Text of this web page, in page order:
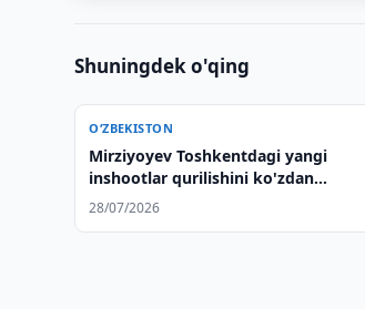
Shuningdek o'qing
O‘ZBEKISTON
Mirziyoyev Toshkentdagi yangi
inshootlar qurilishini ko'zdan
kechirdi
28/07/2026